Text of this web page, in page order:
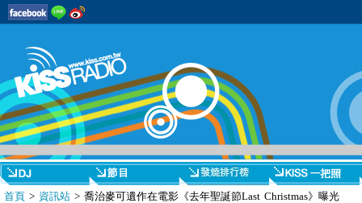
首頁 > 資訊站 > 喬治麥可遺作在電影《去年聖誕節Last Christmas》曝光